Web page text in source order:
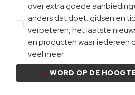
over extra goede
anders dat doet, gidsen en
verbeteren, het laatste
en producten waar iedereen
veel meer.
WORD OP DE